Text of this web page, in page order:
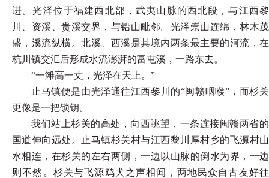
进。光泽位于福建西北部，武夷山脉的西北段，与江西黎
川、资溪、贵溪交界，与铅山毗邻。光泽崇山连绵，林木茂
盛，溪流纵横。北溪、西溪是其境内两条最主要的河流，在
杭川镇交汇后形成水流澎湃的富屯溪，一路东去。
“一滩高一丈，光泽在天上。”
止马镇便是由光泽通往江西黎川的“闽赣咽喉”，而杉关
更像是一把锁钥。
我们站上杉关的高处，向西眺望，一条连接闽赣两省的
国道伸向远处。止马镇杉关村与江西黎川厚村乡的飞源村山
水相连，在杉关的左右两侧，一边以山脉的倒水为界，一边
则不然。杉关与飞源鸡犬之声相闻，两地民众自古友好往